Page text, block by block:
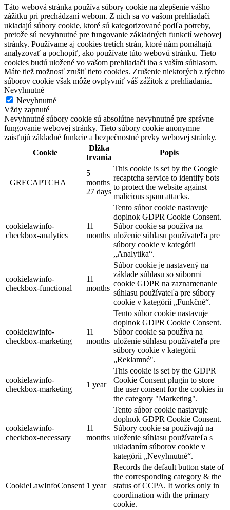
Táto webová stránka používa súbory cookie na zlepšenie vášho
zážitku pri prechádzaní webom. Z nich sa vo vašom prehliadači
ukladajú súbory cookie, ktoré sú kategorizované podľa potreby,
pretože sú nevyhnutné pre fungovanie základných funkcií webovej
stránky. Používame aj cookies tretích strán, ktoré nám pomáhajú
analyzovať a pochopiť, ako používate túto webovú stránku. Tieto
cookies budú uložené vo vašom prehliadači iba s vaším súhlasom.
Máte tiež možnosť zrušiť tieto cookies. Zrušenie niektorých z týchto
súborov cookie však môže ovplyvniť váš zážitok z prehliadania.
Nevyhnutné
Nevyhnutné
Vždy zapnuté
Nevyhnutné súbory cookie sú absolútne nevyhnutné pre správne
fungovanie webovej stránky. Tieto súbory cookie anonymne
zaisťujú základné funkcie a bezpečnostné prvky webovej stránky.
Cookie
Dĺžka
trvania
Popis
_GRECAPTCHA
5
months
27 days
This cookie is set by the Google
recaptcha service to identify bots
to protect the website against
malicious spam attacks.
cookielawinfo-
checkbox-analytics
11
months
Tento súbor cookie nastavuje
doplnok GDPR Cookie Consent.
Súbor cookie sa používa na
uloženie súhlasu používateľa pre
súbory cookie v kategórii
„Analytika“.
cookielawinfo-
checkbox-functional
11
months
Súbor cookie je nastavený na
základe súhlasu so súbormi
cookie GDPR na zaznamenanie
súhlasu používateľa pre súbory
cookie v kategórii „Funkčné“.
cookielawinfo-
checkbox-marketing
11
months
Tento súbor cookie nastavuje
doplnok GDPR Cookie Consent.
Súbor cookie sa používa na
uloženie súhlasu používateľa pre
súbory cookie v kategórii
„Reklamné".
cookielawinfo-
checkbox-marketing
1 year
This cookie is set by the GDPR
Cookie Consent plugin to store
the user consent for the cookies in
the category "Marketing".
cookielawinfo-
checkbox-necessary
11
months
Tento súbor cookie nastavuje
doplnok GDPR Cookie Consent.
Súbory cookie sa používajú na
uloženie súhlasu používateľa s
ukladaním súborov cookie v
kategórii „Nevyhnutné“.
CookieLawInfoConsent 1 year
Records the default button state of
the corresponding category & the
status of CCPA. It works only in
coordination with the primary
cookie.